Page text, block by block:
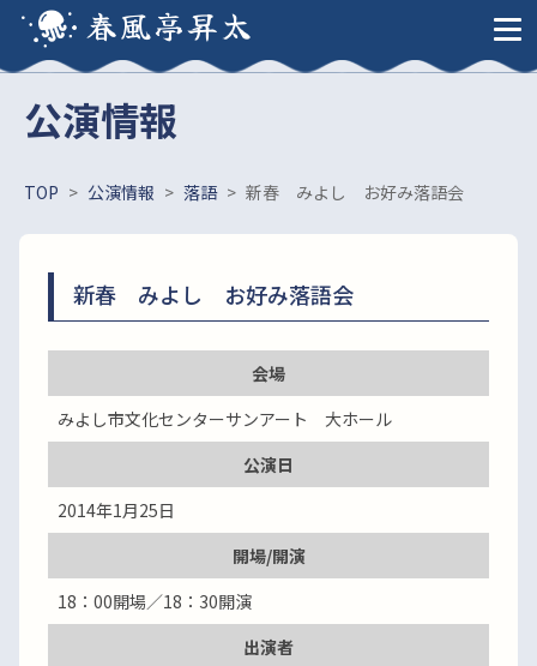
春風亭昇太
公演情報
TOP > 公演情報 > 落語 > 新春 みよし お好み落語会
新春 みよし お好み落語会
会場
みよし市文化センターサンアート 大ホール
公演日
2014年1月25日
開場/開演
18：00開場／18：30開演
出演者